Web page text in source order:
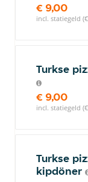
€ 9,00
incl. statiegeld
Turkse
€ 9,00
incl. statiegeld
Turkse
kipdöner